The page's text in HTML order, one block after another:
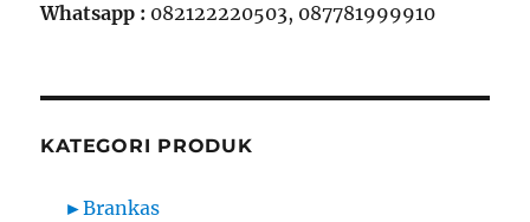
Whatsapp : 082122220503, 087781999910
KATEGORI PRODUK
►Brankas